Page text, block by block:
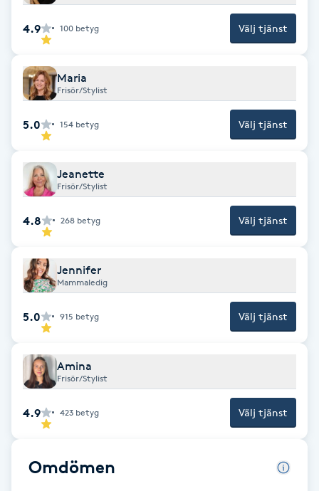
Enzympeeling
Extensions
Extensions borttagning
Eyeliner-tatuering
Face framing
Faceliftmassage
Fettreducering
Fibromassage
Fotmassage
4.9 100 betyg Välj tjänst
Maria
Frisör/Stylist
5.0 154 betyg Välj tjänst
Jeanette
Frisör/Stylist
4.8 268 betyg Välj tjänst
Jennifer
Mammaledig
5.0 915 betyg Välj tjänst
Amina
Frisör/Stylist
4.9 423 betyg Välj tjänst
Omdömen